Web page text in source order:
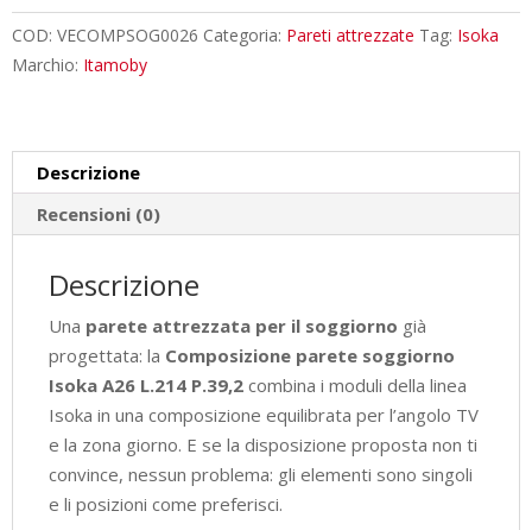
A26
L.214
COD: VECOMPSOG0026 Categoria: Pareti attrezzate Tag: Isoka
Marchio: Itamoby
Descrizione
Recensioni (0)
Descrizione
Una parete attrezzata per il soggiorno già
progettata: la Composizione parete soggiorno
Isoka A26 L.214 P.39,2 combina i moduli della linea
Isoka in una composizione equilibrata per l’angolo TV
e la zona giorno. E se la disposizione proposta non ti
convince, nessun problema: gli elementi sono singoli
e li posizioni come preferisci.